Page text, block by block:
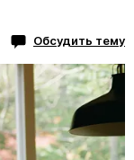
Обсудить тему